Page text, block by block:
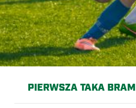
PIERWSZA TAKA